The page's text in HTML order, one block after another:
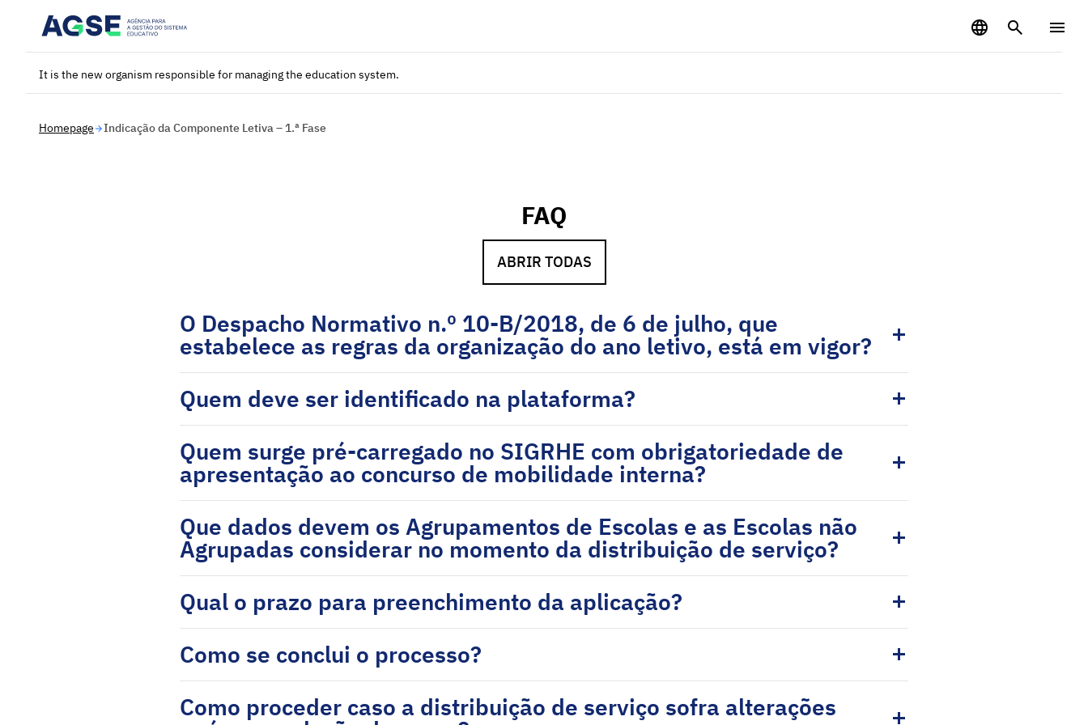
It is the new organism responsible for managing the education system.
Homepage Indicação da Componente Letiva – 1.ª Fase
FAQ
ABRIR TODAS
O Despacho Normativo n.º 10-B/2018, de 6 de julho, que
estabelece as regras da organização do ano letivo, está em vigor?
Quem deve ser identificado na plataforma?
Quem surge pré-carregado no SIGRHE com obrigatoriedade de
apresentação ao concurso de mobilidade interna?
Que dados devem os Agrupamentos de Escolas e as Escolas não
Agrupadas considerar no momento da distribuição de serviço?
Qual o prazo para preenchimento da aplicação?
Como se conclui o processo?
Como proceder caso a distribuição de serviço sofra alterações